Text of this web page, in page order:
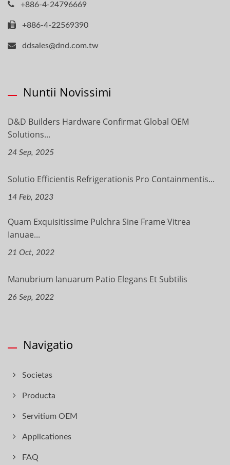
+886-4-24796669
+886-4-22569390
ddsales@dnd.com.tw
Nuntii Novissimi
D&D Builders Hardware Confirmat Global OEM
Solutions...
24 Sep, 2025
Solutio Efficientis Refrigerationis Pro Containmentis...
14 Feb, 2023
Quam Exquisitissime Pulchra Sine Frame Vitrea
Ianuae...
21 Oct, 2022
Manubrium Ianuarum Patio Elegans Et Subtilis
26 Sep, 2022
Navigatio
Societas
Producta
Servitium OEM
Applicationes
FAQ